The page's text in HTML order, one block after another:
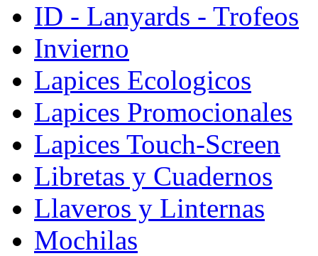
ID - Lanyards - Trofeos
Invierno
Lapices Ecologicos
Lapices Promocionales
Lapices Touch-Screen
Libretas y Cuadernos
Llaveros y Linternas
Mochilas